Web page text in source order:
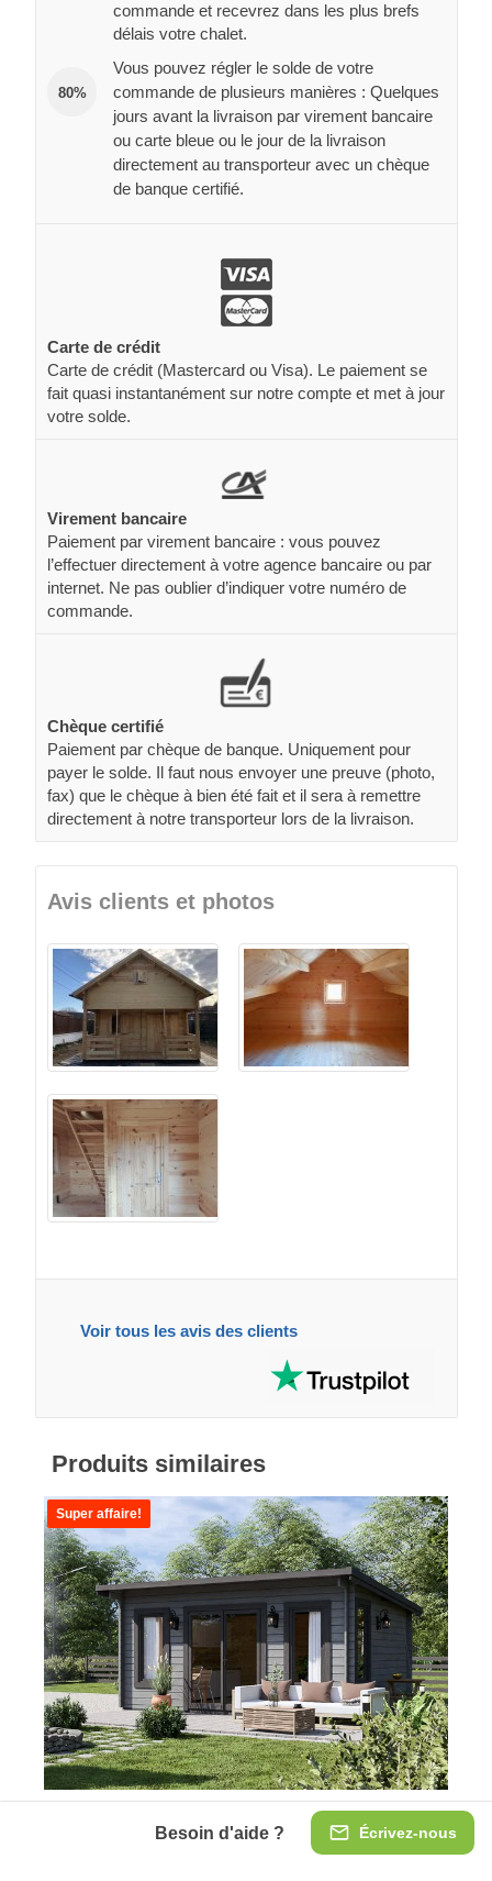
commande et recevrez dans les plus brefs
délais votre chalet.
80%
Vous pouvez régler le solde de votre
commande de plusieurs manières : Quelques
jours avant la livraison par virement bancaire
ou carte bleue ou le jour de la livraison
directement au transporteur avec un chèque
de banque certifié.
Carte de crédit
Carte de crédit (Mastercard ou Visa). Le paiement se
fait quasi instantanément sur notre compte et met à jour
votre solde.
Virement bancaire
Paiement par virement bancaire : vous pouvez
l’effectuer directement à votre agence bancaire ou par
internet. Ne pas oublier d’indiquer votre numéro de
commande.
Chèque certifié
Paiement par chèque de banque. Uniquement pour
payer le solde. Il faut nous envoyer une preuve (photo,
fax) que le chèque à bien été fait et il sera à remettre
directement à notre transporteur lors de la livraison.
Avis clients et photos
Voir tous les avis des clients
Écrivez-nous
Besoin d'aide ?
Produits similaires
Super affaire!
Abri de jardin en bois ESSEX (44 mm), 5x4 m, 20